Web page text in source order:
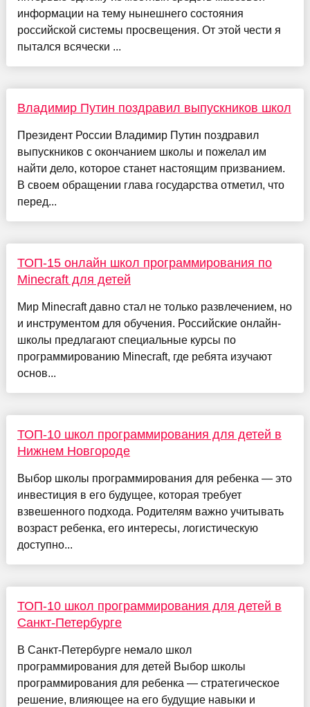
информации на тему нынешнего состояния
российской системы просвещения. От этой чести я
пытался всячески ...
Владимир Путин поздравил выпускников школ
Президент России Владимир Путин поздравил
выпускников с окончанием школы и пожелал им
найти дело, которое станет настоящим призванием.
В своем обращении глава государства отметил, что
перед...
ТОП-15 онлайн школ программирования по
Minecraft для детей
Мир Minecraft давно стал не только развлечением, но
и инструментом для обучения. Российские онлайн-
школы предлагают специальные курсы по
программированию Minecraft, где ребята изучают
основ...
ТОП-10 школ программирования для детей в
Нижнем Новгороде
Выбор школы программирования для ребенка — это
инвестиция в его будущее, которая требует
взвешенного подхода. Родителям важно учитывать
возраст ребенка, его интересы, логистическую
доступно...
ТОП-10 школ программирования для детей в
Санкт-Петербурге
В Санкт-Петербурге немало школ
программирования для детей Выбор школы
программирования для ребенка — стратегическое
решение, влияющее на его будущие навыки и